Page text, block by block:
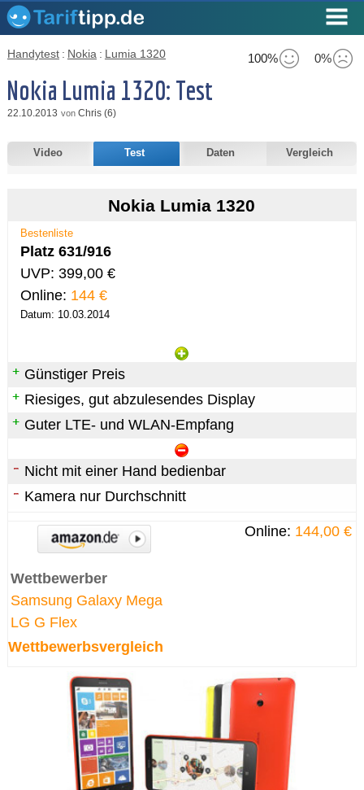
100% 0%
Handytest : Nokia : Lumia 1320
Nokia Lumia 1320: Test
22.10.2013 von Chris (6)
Video Test Daten Vergleich
Nokia Lumia 1320
Bestenliste
Platz 631/916
UVP: 399,00 €
Online: 144 €
Datum: 10.03.2014
Günstiger Preis
Riesiges, gut abzulesendes Display
Guter LTE- und WLAN-Empfang
Nicht mit einer Hand bedienbar
Kamera nur Durchschnitt
Online: 144,00 €
Wettbewerber
Samsung Galaxy Mega
LG G Flex
Wettbewerbsvergleich